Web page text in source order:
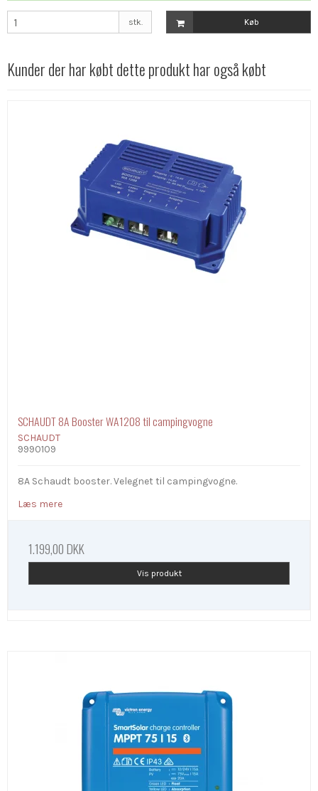
stk. Køb
Kunder der har købt dette produkt har også købt
SCHAUDT 8A Booster WA1208 til campingvogne
SCHAUDT
9990109
8A Schaudt booster. Velegnet til campingvogne.
Læs mere
1.199,00 DKK
Vis produkt